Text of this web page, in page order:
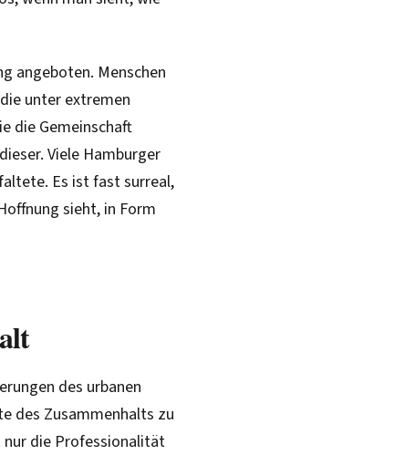
angeboten. Menschen
unter extremen
die Gemeinschaft
Viele Hamburger
Es ist fast surreal,
sieht, in Form
des urbanen
des Zusammenhalts zu
nur die Professionalität